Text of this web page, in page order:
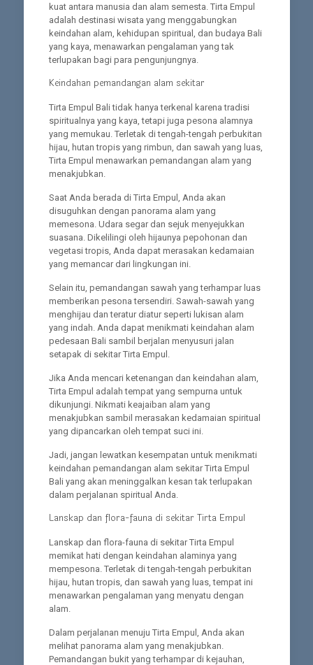
kuat antara manusia dan alam semesta. Tirta Empul
adalah destinasi wisata yang menggabungkan
keindahan alam, kehidupan spiritual, dan budaya Bali
yang kaya, menawarkan pengalaman yang tak
terlupakan bagi para pengunjungnya.
Keindahan pemandangan alam sekitar
Tirta Empul Bali tidak hanya terkenal karena tradisi
spiritualnya yang kaya, tetapi juga pesona alamnya
yang memukau. Terletak di tengah-tengah perbukitan
hijau, hutan tropis yang rimbun, dan sawah yang luas,
Tirta Empul menawarkan pemandangan alam yang
menakjubkan.
Saat Anda berada di Tirta Empul, Anda akan
disuguhkan dengan panorama alam yang
memesona. Udara segar dan sejuk menyejukkan
suasana. Dikelilingi oleh hijaunya pepohonan dan
vegetasi tropis, Anda dapat merasakan kedamaian
yang memancar dari lingkungan ini.
Selain itu, pemandangan sawah yang terhampar luas
memberikan pesona tersendiri. Sawah-sawah yang
menghijau dan teratur diatur seperti lukisan alam
yang indah. Anda dapat menikmati keindahan alam
pedesaan Bali sambil berjalan menyusuri jalan
setapak di sekitar Tirta Empul.
Jika Anda mencari ketenangan dan keindahan alam,
Tirta Empul adalah tempat yang sempurna untuk
dikunjungi. Nikmati keajaiban alam yang
menakjubkan sambil merasakan kedamaian spiritual
yang dipancarkan oleh tempat suci ini.
Jadi, jangan lewatkan kesempatan untuk menikmati
keindahan pemandangan alam sekitar Tirta Empul
Bali yang akan meninggalkan kesan tak terlupakan
dalam perjalanan spiritual Anda.
Lanskap dan flora-fauna di sekitar Tirta Empul
Lanskap dan flora-fauna di sekitar Tirta Empul
memikat hati dengan keindahan alaminya yang
mempesona. Terletak di tengah-tengah perbukitan
hijau, hutan tropis, dan sawah yang luas, tempat ini
menawarkan pengalaman yang menyatu dengan
alam.
Dalam perjalanan menuju Tirta Empul, Anda akan
melihat panorama alam yang menakjubkan.
Pemandangan bukit yang terhampar di kejauhan,